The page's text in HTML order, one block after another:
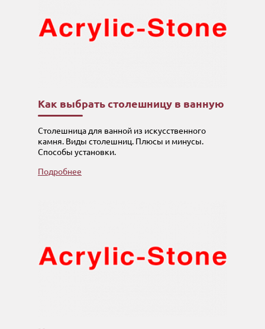
Как выбрать столешницу в ванную
Столешница для ванной из искусственного
камня. Виды столешниц. Плюсы и минусы.
Способы установки.
Подробнее